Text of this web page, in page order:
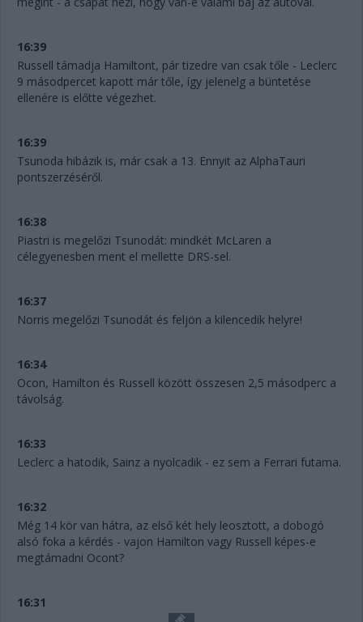
16:39
Russell támadja Hamiltont, pár tizedre van csak tőle - Leclerc
9 másodpercet kapott már tőle, így jelenelg a büntetése
ellenére is előtte végezhet.
16:39
Tsunoda hibázik is, már csak a 13. Ennyit az AlphaTauri
pontszerzéséről.
16:38
Piastri is megelőzi Tsunodát: mindkét McLaren a
célegyenesben ment el mellette DRS-sel.
16:37
Norris megelőzi Tsunodát és feljön a kilencedik helyre!
16:34
Ocon, Hamilton és Russell között összesen 2,5 másodperc a
távolság.
16:33
Leclerc a hatodik, Sainz a nyolcadik - ez sem a Ferrari futama.
16:32
Még 14 kör van hátra, az első két hely leosztott, a dobogó
alsó foka a kérdés - vajon Hamilton vagy Russell képes-e
megtámadni Ocont?
16:31